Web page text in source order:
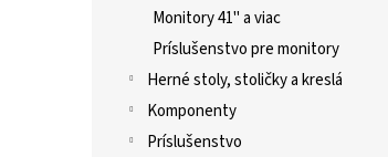
Monitory 41" a viac
Príslušenstvo pre monitory
Herné stoly, stoličky a kreslá
Komponenty
Príslušenstvo